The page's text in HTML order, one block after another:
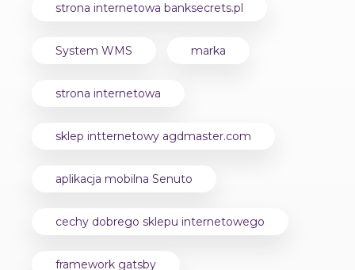
strona internetowa banksecrets.pl
System WMS marka
strona internetowa
sklep intternetowy agdmaster.com
aplikacja mobilna Senuto
cechy dobrego sklepu internetowego
framework gatsby